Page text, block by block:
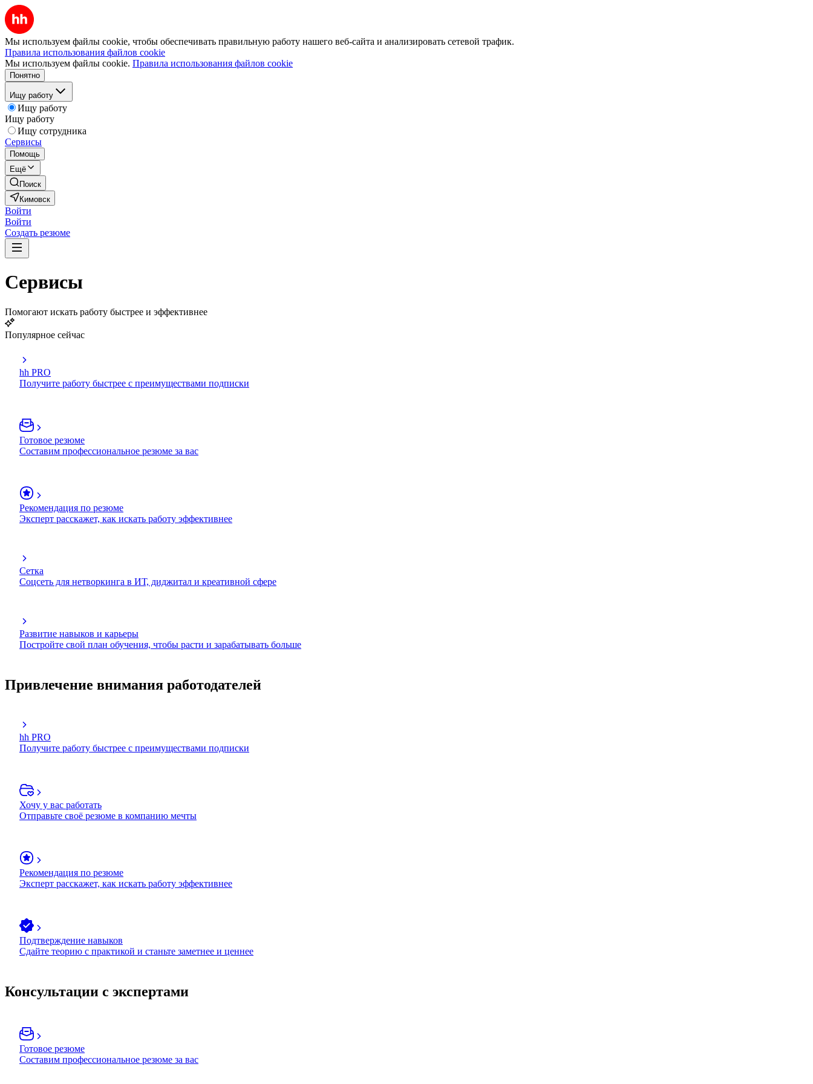
Мы используем файлы cookie, чтобы обеспечивать правильную работу нашего веб-сайта и анализировать сетевой трафик.
Правила использования файлов cookie
Мы используем файлы cookie. Правила использования файлов cookie
Понятно
Ищу работу
Ищу работу
Ищу работу
Ищу сотрудника
Сервисы
Помощь
Ещё
Поиск
Кимовск
Войти
Войти
Создать резюме
Сервисы
Помогают искать работу быстрее и эффективнее
Популярное сейчас
hh PRO
Получите работу быстрее с преимуществами подписки
Готовое резюме
Составим профессиональное резюме за вас
Рекомендация по резюме
Эксперт расскажет, как искать работу эффективнее
Сетка
Соцсеть для нетворкинга в ИТ, диджитал и креативной сфере
Развитие навыков и карьеры
Постройте свой план обучения, чтобы расти и зарабатывать больше
Привлечение внимания работодателей
hh PRO
Получите работу быстрее с преимуществами подписки
Хочу у вас работать
Отправьте своё резюме в компанию мечты
Рекомендация по резюме
Эксперт расскажет, как искать работу эффективнее
Подтверждение навыков
Сдайте теорию с практикой и станьте заметнее и ценнее
Консультации с экспертами
Готовое резюме
Составим профессиональное резюме за вас